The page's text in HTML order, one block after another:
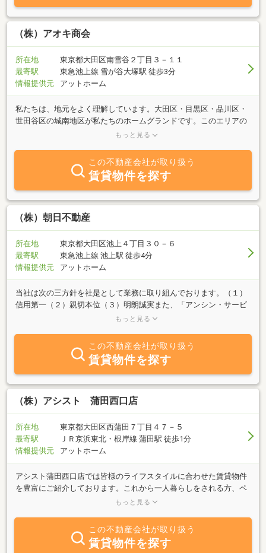
（株）アオキ商会
所在地
東京都大田区南雪谷２丁目３－１１
最寄駅
東急池上線 雪が谷大塚駅 徒歩3分
情報提供元
アットホーム
私たちは、地元をよく理解しています。大田区・目黒区・品川区・
世田谷区の城南地区が私たちのホームグランドです。このエリアの
ことならおまかせください。創業七十四年の実績と最新の生でホッ
まい探し進行中の皆様方のお役に立てることまちがいなしです。不
動産に関することオールラウンドに取り扱っています。
もっと見る
この不動産会社が取り扱う
賃貸物件を探す
（株）朝日不動産
所在地
東京都大田区池上４丁目３０－６
最寄駅
東急池上線 池上駅 徒歩4分
情報提供元
アットホーム
当社は次の三方針を社是として業務に取り組んでおります。（１）
信用第一（２）親切本位（３）明朗誠実また、「アンシン・サービ
ス・ヒビ（日々）アラタ」をアサヒ標語として、お客様にご満足い
もっと見る
この不動産会社が取り扱う
賃貸物件を探す
（株）アシスト 蒲田西口店
所在地
東京都大田区西蒲田７丁目４７－５
最寄駅
ＪＲ京浜東北・根岸線 蒲田駅 徒歩1分
情報提供元
アットホーム
アシスト蒲田西口店では皆様のライフスタイルに合わせた賃貸物件
を豊富にご紹介しております。これから一人暮らしをされる方、ペ
ットと一緒にお引越しをお考えの方、カップルや新婚の方など様々
大森駅、東海道本線などの大田区エリアを中心に賃貸物件（マンシ
ョン・アパート・一戸建て）情報を常に収集しております。是非、
お部屋探しの事はお気軽にお申し付けください。
もっと見る
この不動産会社が取り扱う
賃貸物件を探す